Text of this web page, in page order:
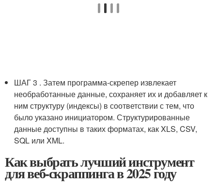
ШАГ 3 . Затем программа-скрепер извлекает
необработанные данные, сохраняет их и добавляет к
ним структуру (индексы) в соответствии с тем, что
было указано инициатором. Структурированные
данные доступны в таких форматах, как XLS, CSV,
SQL или XML.
Как выбрать лучший инструмент
для веб-скраппинга в 2025 году